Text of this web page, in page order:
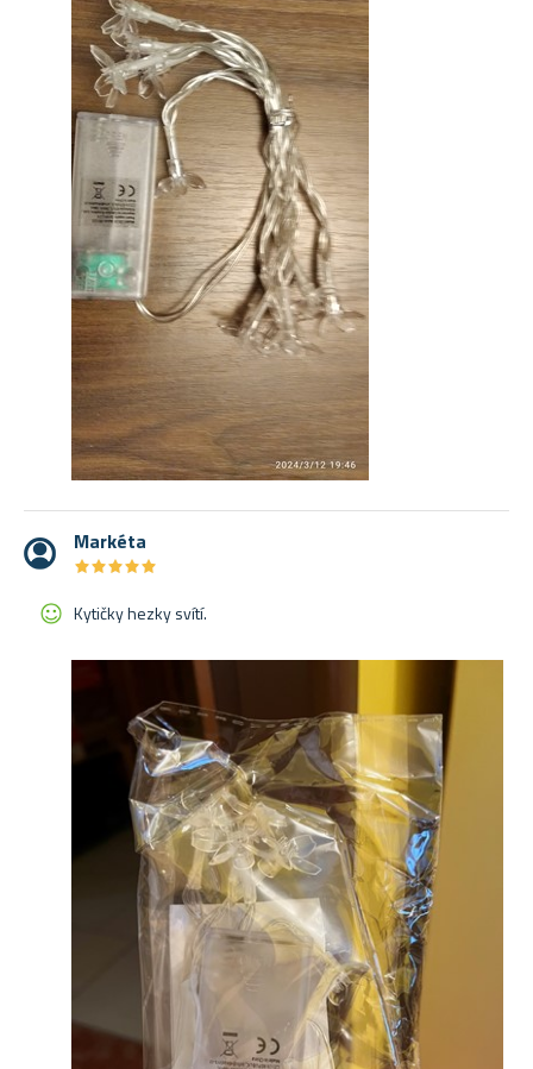
Markéta
★★★★★
★★★★★
Kytičky hezky svítí.